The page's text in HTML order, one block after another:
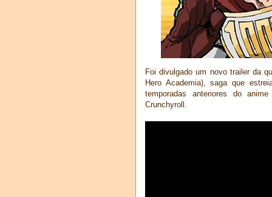
Foi divulgado um novo trailer da
Hero Academia), saga que
temporadas anteriores do
Crunchyroll.